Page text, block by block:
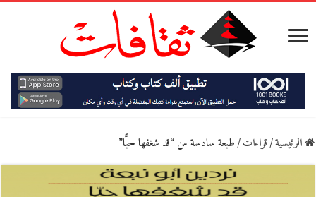
الرئيسية/قراءات/طبعة سادسة من “قد شغفها حبًّا”